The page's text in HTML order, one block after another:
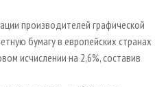
ПЛИТ
производителей графической
бумагу в европейских странах
исчислении на 2,6%, составив